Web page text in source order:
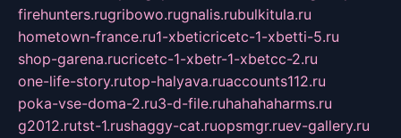
firehunters.rugribowo.rugnalis.rubulkitula.ru
hometown-france.ru1-xbeticricetc-1-xbetti-5.ru
shop-garena.rucricetc-1-xbetr-1-xbetcc-2.ru
one-life-story.rutop-halyava.ruaccounts112.ru
poka-vse-doma-2.ru3-d-file.ruhahahaharms.ru
g2012.rutst-1.rushaggy-cat.ruopsmgr.ruev-gallery.ru